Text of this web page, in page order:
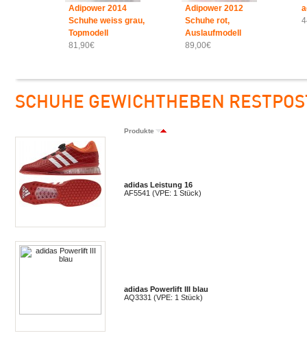
Adipower 2014
Schuhe weiss grau,
Topmodell
81,90€
Adipower 2012
Schuhe rot,
Auslaufmodell
89,00€
SCHUHE GEWICHTHEBEN
Produkte
adidas Leistung 16
AF5541 (VPE: 1 Stück)
adidas Powerlift III blau
AQ3331 (VPE: 1 Stück)